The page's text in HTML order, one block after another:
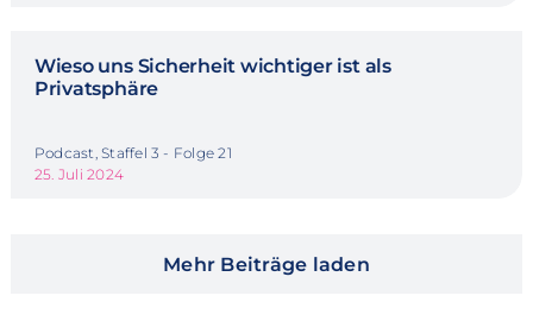
Wieso uns Sicherheit wichtiger ist als
Privatsphäre
Podcast, Staffel 3 - Folge 21
25. Juli 2024
Mehr Beiträge laden